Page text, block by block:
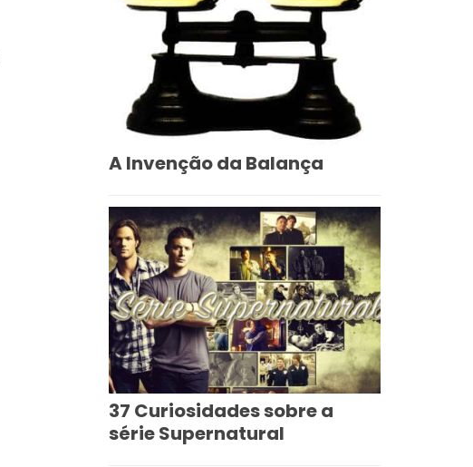
A Invenção da Balança
37 Curiosidades sobre a
série Supernatural